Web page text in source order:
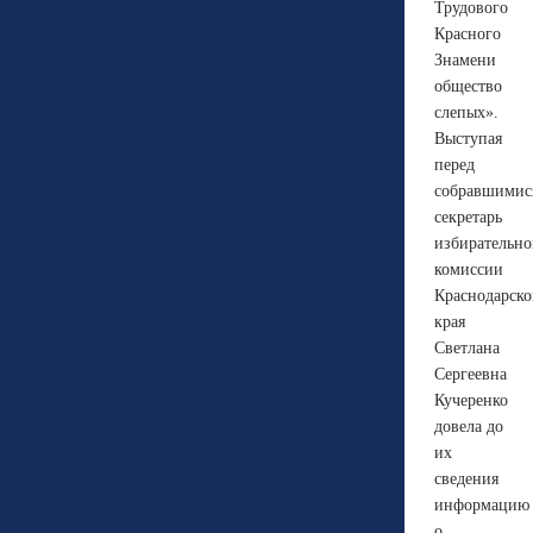
Трудового
Красного
Знамени
общество
слепых».
Выступая
перед
секретарь
комиссии
края
Светлана
Сергеевна
Кучеренко
довела до
их
сведения
информацию